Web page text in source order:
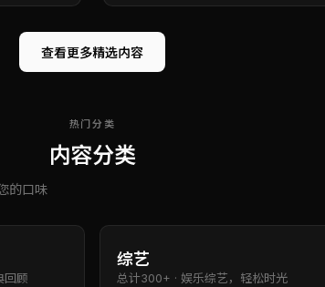
查看更多精选内容
热门分类
内容分类
的口味
回顾
综艺
总计300+ · 娱乐综艺，轻松时光